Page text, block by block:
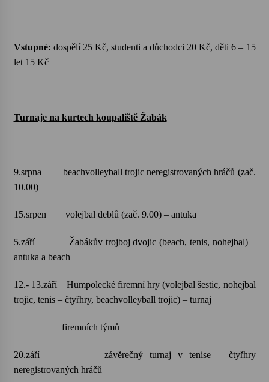
Vstupné: dospělí 25 Kč, studenti a důchodci 20 Kč, děti 6 – 15
let 15 Kč
Turnaje na kurtech koupaliště Žabák
9.srpna beachvolleyball trojic neregistrovaných hráčů (zač.
10.00)
15.srpen volejbal deblů (zač. 9.00) – antuka
5.září Žabákův trojboj dvojic (beach, tenis, nohejbal) –
antuka a beach
12.- 13.září Humpolecké firemní hry (volejbal šestic, nohejbal
trojic, tenis – čtyřhry, beachvolleyball trojic) – turnaj
firemních týmů
20.září závěrečný turnaj v tenise – čtyřhry
neregistrovaných hráčů